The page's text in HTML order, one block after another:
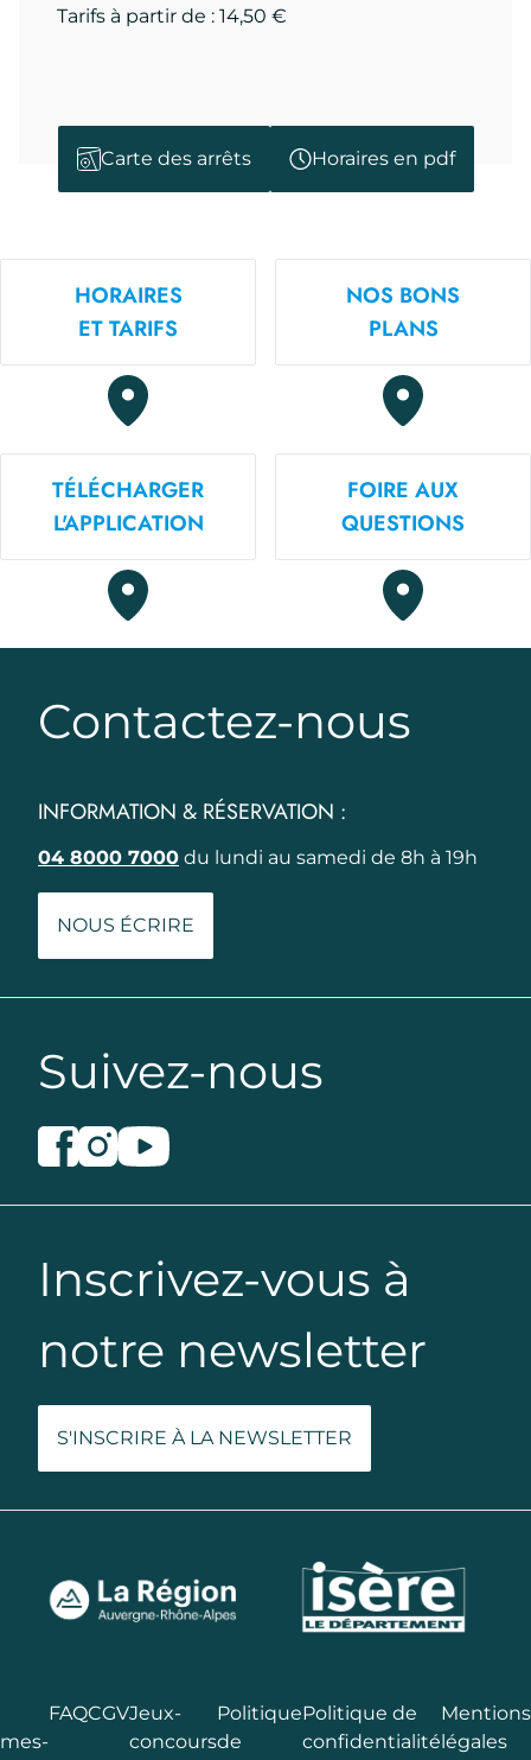
Tarifs à partir de : 14,50 €
Carte des arrêts Horaires en pdf
HORAIRES
ET TARIFS
NOS BONS
PLANS
TÉLÉCHARGER
L'APPLICATION
FOIRE AUX
QUESTIONS
Contactez-nous
INFORMATION & RÉSERVATION :
04 8000 7000 du lundi au samedi de 8h à 19h
NOUS ÉCRIRE
Suivez-nous
Inscrivez-vous à
notre newsletter
S'INSCRIRE À LA NEWSLETTER
FAQCGVJeux-
concours
Politique
de
Politique de
confidentialité
Mentions
légales